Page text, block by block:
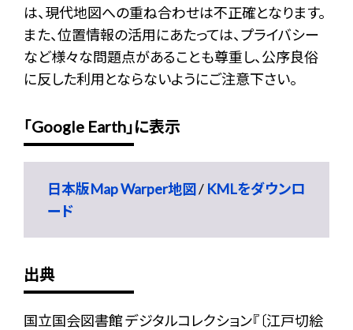
は、現代地図への重ね合わせは不正確となります。
また、位置情報の活用にあたっては、プライバシー
など様々な問題点があることも尊重し、公序良俗
に反した利用とならないようにご注意下さい。
「Google Earth」に表示
日本版Map Warper地図/ KMLをダウンロ
ード
出典
国立国会図書館 デジタルコレクション『〔江戸切絵